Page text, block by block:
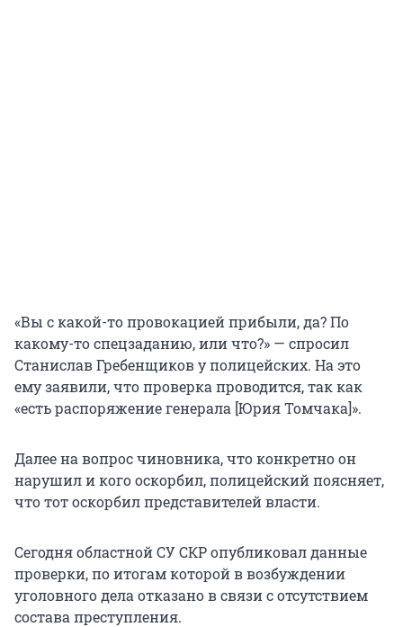
«Вы с какой-то провокацией прибыли, да? По
какому-то спецзаданию, или что?» — спросил
Станислав Гребенщиков у полицейских. На это
ему заявили, что проверка проводится, так как
«есть распоряжение генерала [Юрия Томчака]».
Далее на вопрос чиновника, что конкретно он
нарушил и кого оскорбил, полицейский поясняет,
что тот оскорбил представителей власти.
Сегодня областной СУ СКР опубликовал данные
проверки, по итогам которой в возбуждении
уголовного дела отказано в связи с отсутствием
состава преступления.